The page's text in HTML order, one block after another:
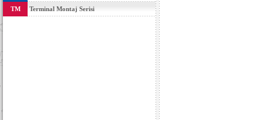
TM Terminal Montaj Serisi